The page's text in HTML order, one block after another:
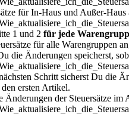
für In-Haus und Außer-
1 und 2 für jede
für alle Warengruppen
die Änderungen speicherst,
Schritt sicherst Du die
ersten Artikel.
Änderungen der Steuersätze